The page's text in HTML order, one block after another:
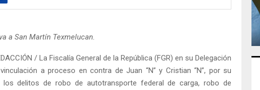
a San Martín Texmelucan.
/ La Fiscalía General de la República (FGR) en su Delegación
a proceso en contra de Juan “N” y Cristian “N”, por su
los delitos de robo de autotransporte federal de carga, robo de